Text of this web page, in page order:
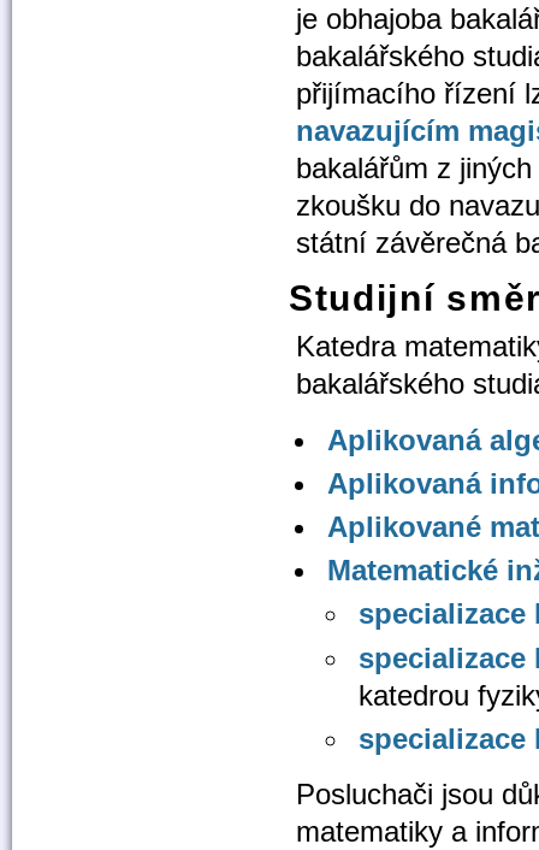
je obhajoba
bakalářského
přijímacího řízení
navazujícím
bakalářům z
zkoušku do
státní závěrečná
Studijní
Katedra
bakalářského
Aplikovaná
Aplikovaná
Aplikované
Matematické
specializace
specializace
katedrou
specializace
Posluchači jsou
matematiky a